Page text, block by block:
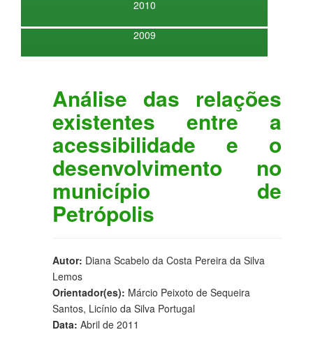
2010
2009
Análise das relações
existentes entre a
acessibilidade e o
desenvolvimento no
município de
Petrópolis
Autor: Diana Scabelo da Costa Pereira da Silva
Lemos
Orientador(es): Márcio Peixoto de Sequeira
Santos, Licínio da Silva Portugal
Data: Abril de 2011